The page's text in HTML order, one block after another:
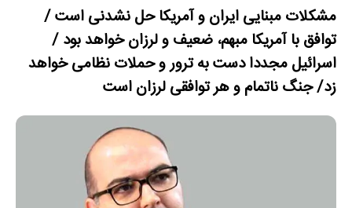
مشکلات مبنایی ایران و آمریکا حل نشدنی است /
توافق با آمریکا مبهم، ضعیف و لرزان خواهد بود /
اسرائیل مجددا دست به ترور و حملات نظامی خواهد
زد/ جنگ ناتمام و هر توافقی لرزان است